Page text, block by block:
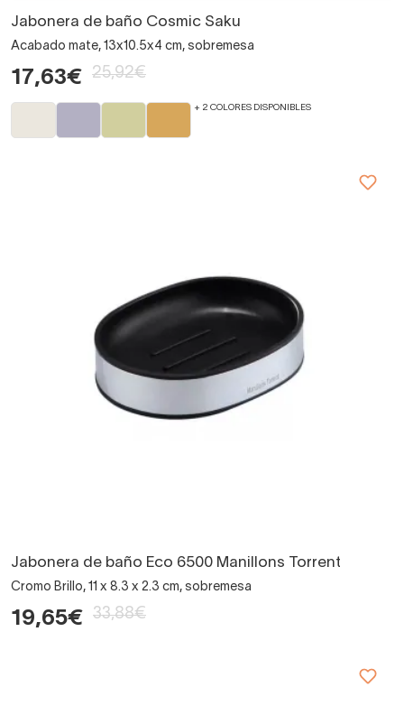
Jabonera de baño Cosmic Saku
Acabado mate, 13x10.5x4 cm, sobremesa
17,63€ 25,92€
+ 2 COLORES DISPONIBLES
Jabonera de baño Eco 6500 Manillons Torrent
Cromo Brillo, 11 x 8.3 x 2.3 cm, sobremesa
19,65€ 33,88€